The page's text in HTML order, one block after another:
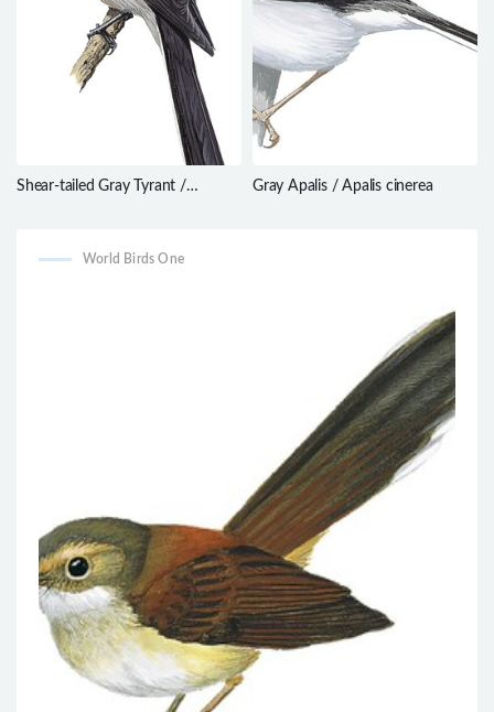
Shear-tailed Gray Tyrant /
Gray Apalis / Apalis cinerea
World Birds One